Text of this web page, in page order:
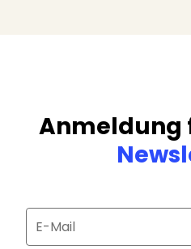
Anmeldung
E-Mail